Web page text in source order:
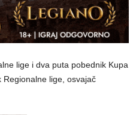
lige i dva puta pobednik Kupa
lige, osvajač